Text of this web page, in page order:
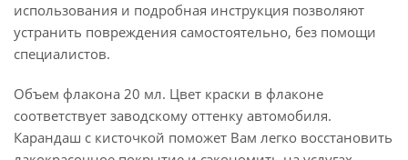
использования и подробная инструкция позволяют
устранить повреждения самостоятельно, без помощи
специалистов.
Объем флакона 20 мл. Цвет краски в флаконе
соответствует заводскому оттенку автомобиля.
Карандаш с кисточкой поможет Вам легко восстановить